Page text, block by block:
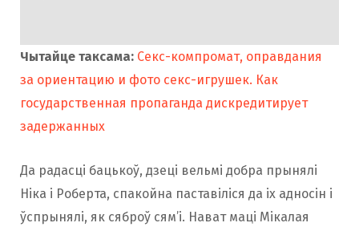
Чытайце таксама: Секс-компромат, оправдания
за ориентацию и фото секс-игрушек. Как
государственная пропаганда дискредитирует
задержанных
Да радасці бацькоў, дзеці вельмі добра прынялі
Ніка і Роберта, спакойна паставіліся да іх адносін і
ўспрынялі, як сяброў сям’і. Нават маці Мікалая